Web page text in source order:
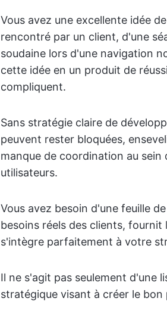
Vous avez une excellente idée
rencontré par un client, d'une
soudaine lors d'une navigation
cette idée en un produit de
compliquent.
Sans stratégie claire de
peuvent rester bloquées,
manque de coordination au
utilisateurs.
Vous avez besoin d'une feuille
besoins réels des clients,
s'intègre parfaitement à votre
Il ne s'agit pas seulement d'une
stratégique visant à créer le